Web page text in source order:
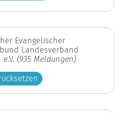
Evangelischer
Landesverband
(935 Meldungen)